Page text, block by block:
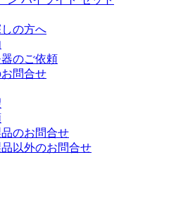
の方へ
のご依頼
問合せ
のお問合せ
以外のお問合せ